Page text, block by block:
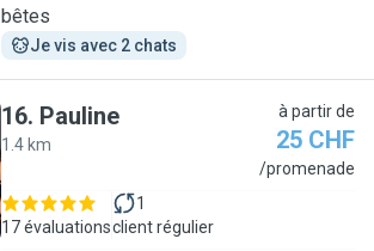
bêtes
Je vis avec 2 chats
16. Pauline
1.4 km
à partir de
25 CHF
/promenade
17 évaluations
1
client régulier